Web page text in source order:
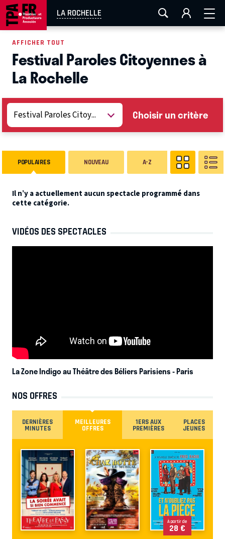
LA ROCHELLE
AIX-MARSEILLE AURAY LA ROCHELLE
EN TOURNÉE
AFFICHER TOUT
Festival Paroles Citoyennes à
La Rochelle
Choisir un critère
POPULAIRES NOUVEAU A-Z
Il n’y a actuellement aucun spectacle programmé dans
cette catégorie.
VIDÉOS DES SPECTACLES
La Zone Indigo au Théâtre des Béliers Parisiens- Paris
NOS OFFRES
DERNIÈRES
MINUTES
MEILLEURES
OFFRES
1ERS AUX
PREMIÈRES
PLACES
JEUNES
À partir de
28 €